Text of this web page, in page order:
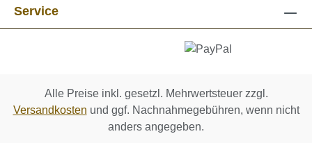
Service
Alle Preise inkl. gesetzl. Mehrwertsteuer zzgl.
Versandkosten und ggf. Nachnahmegebühren, wenn nicht
anders angegeben.